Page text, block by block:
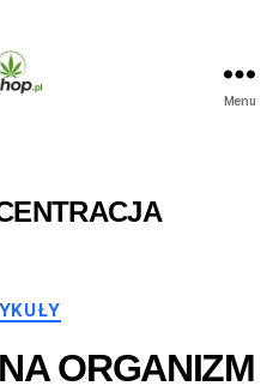
Menu
Kategorie
ORGANIZM